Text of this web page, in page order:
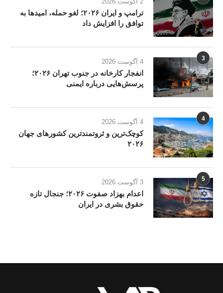
ترامپ و ایران ۲۰۲۶؛ لغو حمله، امیدها به
توافق را افزایش داد
3 4 آگوست 2026
انفجار کارخانه در جنوب تهران ۲۰۲۶؛
پرسش‌هایی درباره ایمنی
4 4 آگوست 2026
کوچک‌ترین و ثروتمندترین کشورهای جهان
۲۰۲۶
5 3 آگوست 2026
اعدام بهزاد صفوت ۲۰۲۶؛ جنجال تازه
حقوق بشری در ایران